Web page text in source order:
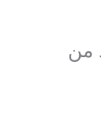
من